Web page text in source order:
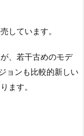
しています。
、若干古めのモデ
ョンも比較的新しい
ます。